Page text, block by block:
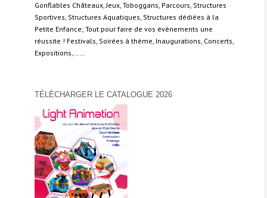
Gonflables Châteaux, Jeux, Toboggans, Parcours, Structures
Sportives, Structures Aquatiques, Structures dédiées à la
Petite Enfance; Tout pour faire de vos évènements une
réussite ! Festivals, Soirées à thème, Inaugurations, Concerts,
Expositions,……
TÉLÉCHARGER LE CATALOGUE 2026